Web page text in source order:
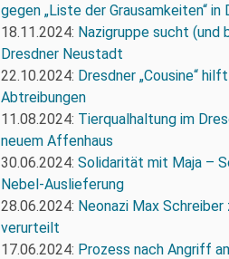
gegen „Liste der Grausamkeiten“ in
18.11.2024: Nazigruppe sucht (und
Dresdner Neustadt
22.10.2024: Dresdner „Cousine“
Abtreibungen
11.08.2024: Tierqualhaltung im
neuem Affenhaus
30.06.2024: Solidarität mit Maja –
Nebel-Auslieferung
28.06.2024: Neonazi Max
verurteilt
17.06.2024: Prozess nach Angriff